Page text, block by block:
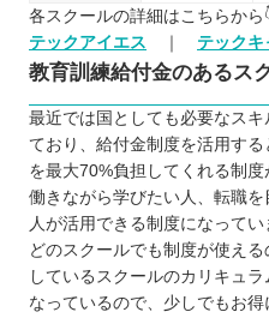
各スクールの詳細はこちらから
テックアイエス
テックキ
教育訓練給付金のあるス
最近では国としても必要なス
ており、給付金制度を活用す
を最大70%負担してくれる制度
働きながら学びたい人、転職
人が活用できる制度になってい
どのスクールでも制度が使え
しているスクールのカリキュ
なっているので、少しでもお